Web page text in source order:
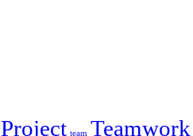
Project team Teamwork